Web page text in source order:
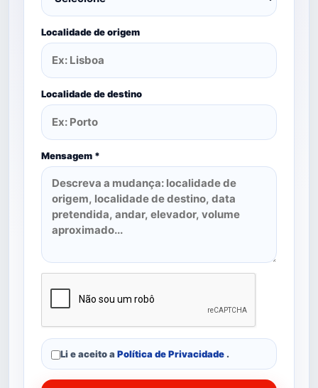
Localidade de origem
Localidade de destino
Mensagem *
Li e aceito a Política de Privacidade .